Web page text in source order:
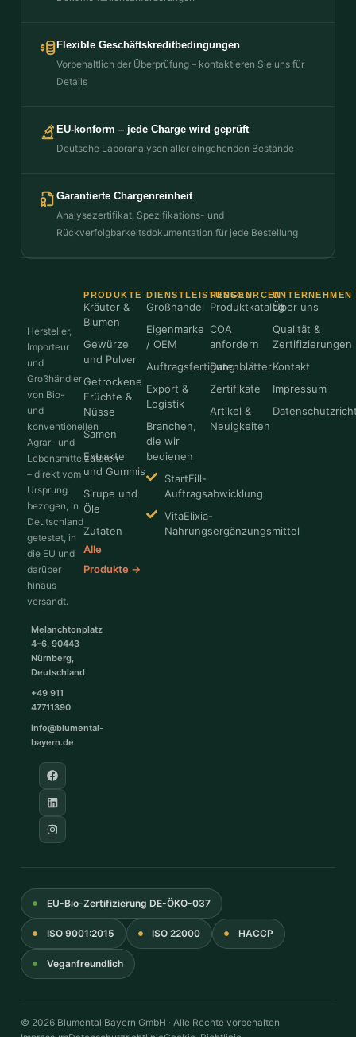
Flexible Geschäftskreditbedingungen
Vorbehaltlich der Überprüfung – kontaktieren Sie uns für
Details
EU-konform – jede Charge wird geprüft
Deutsche Laboranalysen aller eingehenden Bestände
Garantierte Chargenreinheit
Analysezertifikat, Spezifikations- und
Rückverfolgbarkeitsdokumentation für jede Bestellung
Hersteller,
Importeur
und
Großhändler
von Bio-
und
konventionellen
Agrar- und
Lebensmittelzutaten
– direkt vom
Ursprung
bezogen, in
Deutschland
getestet, in
die EU und
darüber
hinaus
versandt.
Melanchtonplatz
4–6, 90443
Nürnberg,
Deutschland
+49 911
47711390
info@blumental-
bayern.de
PRODUKTE
Kräuter &
Blumen
Gewürze
und Pulver
Getrockene
Früchte &
Nüsse
Samen
Extrakte
und Gummis
Sirupe und
Öle
Zutaten
Alle
Produkte →
DIENSTLEISTUNGEN
Großhandel
Eigenmarke
/ OEM
Auftragsfertigung
Export &
Logistik
Branchen,
die wir
bedienen
StartFill-
Auftragsabwicklung
VitaElixia-
Nahrungsergänzungsmittel
RESSOURCEN
Produktkatalog
COA
anfordern
Datenblätter
Zertifikate
Artikel &
Neuigkeiten
UNTERNEHMEN
Über uns
Qualität &
Zertifizierungen
Kontakt
Impressum
EU-Bio-Zertifizierung DE-ÖKO-037
ISO 9001:2015 ISO 22000 HACCP
Veganfreundlich
© 2026 Blumental Bayern GmbH · Alle Rechte vorbehalten